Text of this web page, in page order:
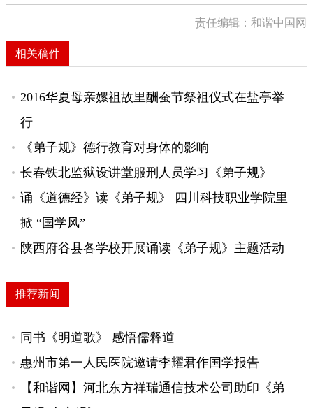
责任编辑：和谐中国网
相关稿件
2016华夏母亲嫘祖故里酬蚕节祭祖仪式在盐亭举
行
《弟子规》德行教育对身体的影响
长春铁北监狱设讲堂服刑人员学习《弟子规》
诵《道德经》读《弟子规》 四川科技职业学院里
掀 “国学风”
陕西府谷县各学校开展诵读《弟子规》主题活动
推荐新闻
同书《明道歌》 感悟儒释道
惠州市第一人民医院邀请李耀君作国学报告
【和谐网】河北东方祥瑞通信技术公司助印《弟